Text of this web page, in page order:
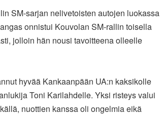
SM-sarjan nelivetoisten autojen luokassa
onnistui Kouvolan SM-rallin toisella
jolloin hän nousi tavoitteena olleelle
hyvää Kankaanpään UA:n kaksikolle
Toni Karilahdelle. Yksi risteys valui
nuottien kanssa oli ongelmia eikä